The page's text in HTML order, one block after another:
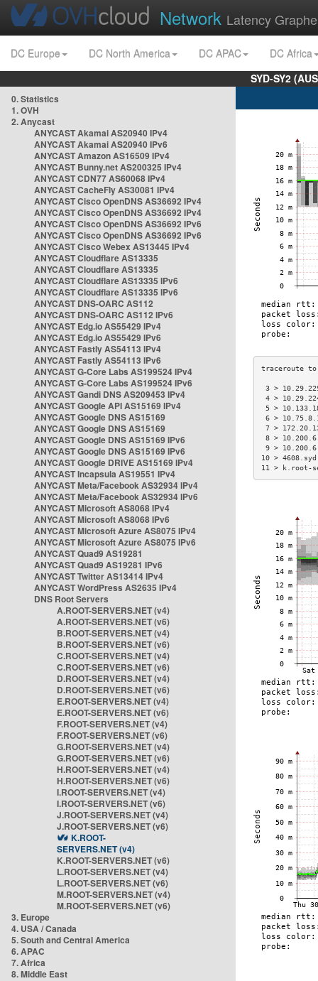
Network Latency
DC Europe DC North America DC APAC
DC Africa
SYD-SY2
0. Statistics
1. OVH
2. Anycast
ANYCAST Akamai AS20940 IPv4
ANYCAST Akamai AS20940 IPv6
ANYCAST Amazon AS16509 IPv4
ANYCAST Bunny.net AS200325 IPv4
ANYCAST CDN77 AS60068 IPv4
ANYCAST CacheFly AS30081 IPv4
ANYCAST Cisco OpenDNS AS36692 IPv4
ANYCAST Cisco OpenDNS AS36692 IPv4
ANYCAST Cisco OpenDNS AS36692 IPv6
ANYCAST Cisco OpenDNS AS36692 IPv6
ANYCAST Cisco Webex AS13445 IPv4
ANYCAST Cloudflare AS13335
ANYCAST Cloudflare AS13335
ANYCAST Cloudflare AS13335 IPv6
ANYCAST Cloudflare AS13335 IPv6
ANYCAST DNS-OARC AS112
ANYCAST DNS-OARC AS112 IPv6
ANYCAST Edg.io AS55429 IPv4
ANYCAST Edg.io AS55429 IPv6
ANYCAST Fastly AS54113 IPv4
ANYCAST Fastly AS54113 IPv6
ANYCAST G-Core Labs AS199524 IPv4
ANYCAST G-Core Labs AS199524 IPv6
ANYCAST Gandi DNS AS209453 IPv4
ANYCAST Google API AS15169 IPv4
ANYCAST Google DNS AS15169
ANYCAST Google DNS AS15169
ANYCAST Google DNS AS15169 IPv6
ANYCAST Google DNS AS15169 IPv6
ANYCAST Google DRIVE AS15169 IPv4
ANYCAST Incapsula AS19551 IPv4
ANYCAST Meta/Facebook AS32934 IPv4
ANYCAST Meta/Facebook AS32934 IPv6
ANYCAST Microsoft AS8068 IPv4
ANYCAST Microsoft AS8068 IPv6
ANYCAST Microsoft Azure AS8075 IPv4
ANYCAST Microsoft Azure AS8075 IPv6
ANYCAST Quad9 AS19281
ANYCAST Quad9 AS19281 IPv6
ANYCAST Twitter AS13414 IPv4
ANYCAST WordPress AS2635 IPv4
DNS Root Servers
A.ROOT-SERVERS.NET (v4)
A.ROOT-SERVERS.NET (v6)
B.ROOT-SERVERS.NET (v4)
B.ROOT-SERVERS.NET (v6)
C.ROOT-SERVERS.NET (v4)
C.ROOT-SERVERS.NET (v6)
D.ROOT-SERVERS.NET (v4)
D.ROOT-SERVERS.NET (v6)
E.ROOT-SERVERS.NET (v4)
E.ROOT-SERVERS.NET (v6)
F.ROOT-SERVERS.NET (v4)
F.ROOT-SERVERS.NET (v6)
G.ROOT-SERVERS.NET (v4)
G.ROOT-SERVERS.NET (v6)
H.ROOT-SERVERS.NET (v4)
H.ROOT-SERVERS.NET (v6)
I.ROOT-SERVERS.NET (v4)
I.ROOT-SERVERS.NET (v6)
J.ROOT-SERVERS.NET (v4)
J.ROOT-SERVERS.NET (v6)
K.ROOT-
SERVERS.NET (v4)
K.ROOT-SERVERS.NET (v6)
L.ROOT-SERVERS.NET (v4)
L.ROOT-SERVERS.NET (v6)
M.ROOT-SERVERS.NET (v4)
M.ROOT-SERVERS.NET (v6)
3. Europe
4. USA / Canada
5. South and Central America
6. APAC
7. Africa
8. Middle East
3 >
4 >
5 >
6 >
7 >
8 >
9 >
10 >
11 >